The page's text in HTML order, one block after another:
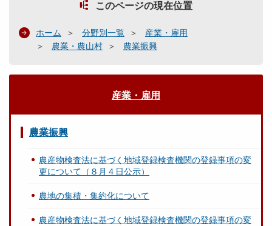
このページの現在位置
ホーム 分野別一覧
産業・雇用
農業・農山村
農業振興
産業・雇用
農業振興
農産物検査法に基づく地域登録検査機関の登録事項の変
更について（８月４日公示）
農地の集積・集約化について
農産物検査法に基づく地域登録検査機関の登録事項の変